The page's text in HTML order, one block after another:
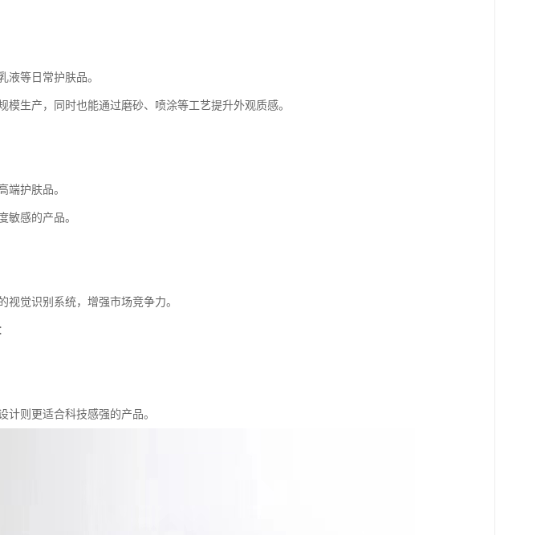
液等日常护肤品。
模生产，同时也能通过磨砂、喷涂等工艺提升外观质感。
端护肤品。
敏感的产品。
觉识别系统，增强市场竞争力。
计则更适合科技感强的产品。